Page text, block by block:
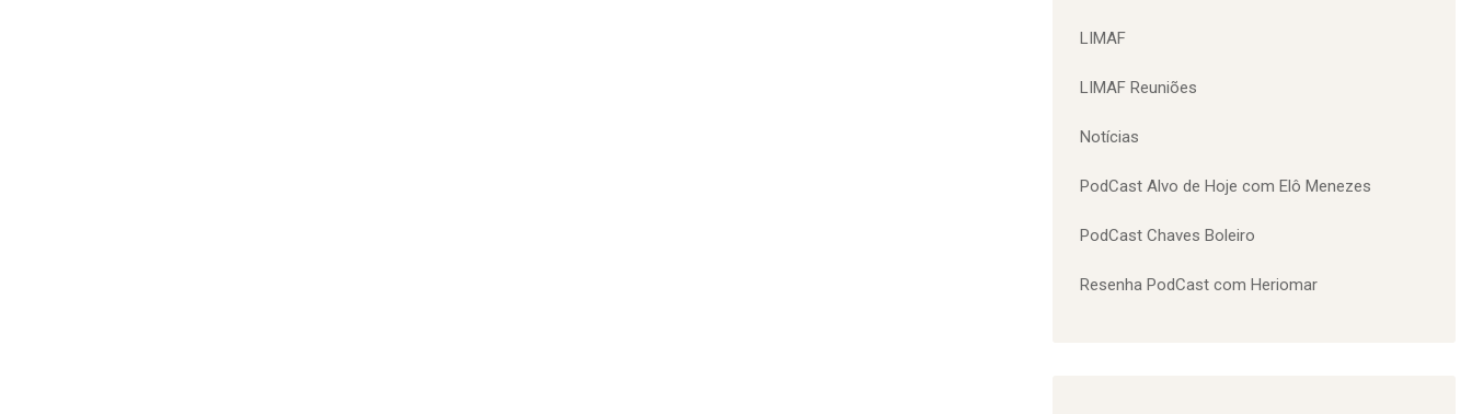
LIMAF
LIMAF Reuniões
Notícias
PodCast Alvo de Hoje com Elô Menezes
PodCast Chaves Boleiro
Resenha PodCast com Heriomar